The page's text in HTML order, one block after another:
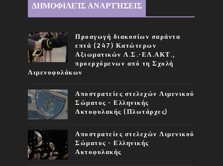
ΔΗΜΟΦΙΛΕΊΣ ΑΝΑΡΤΉΣΕΙΣ
Προαγωγή διακοσίων σαράντα
επτά (247) Κατώτερων
Αξιωματικών Λ.Σ.-ΕΛ.ΑΚΤ.,
προερχόμενων από τη Σχολή
Λιμενοφυλάκων
Αποστρατείες στελεχών Λιμενικού
Σώματος - Ελληνικής
Ακτοφυλακής (Πλωτάρχες)
Αποστρατείες στελεχών Λιμενικού
Σώματος - Ελληνικής
Ακτοφυλακής